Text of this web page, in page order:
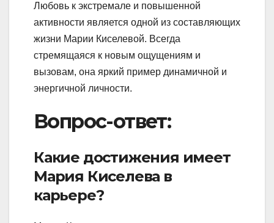
Любовь к экстремале и повышенной
активности является одной из составляющих
жизни Марии Киселевой. Всегда
стремящаяся к новым ощущениям и
вызовам, она яркий пример динамичной и
энергичной личности.
Вопрос-ответ:
Какие достижения имеет
Мария Киселева в
карьере?